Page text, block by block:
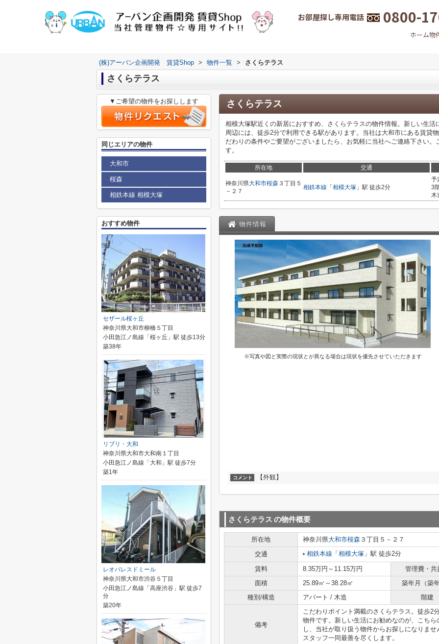
お部屋探し専用電話 0800-
ホーム物
(株)アーバン企画開発 賃貸Shop > 物件一覧 > さくらテラス
さくらテラス
さくらテラス
相模大塚駅近くの新居におすすめ、さくらテラスの物件情報。新しい生
周辺には、徒歩2分で利用できる駅があります。当社は大和市にある賃貸
だわりの条件やご要望がございましたら、お気軽に当社へご連絡下さい
す。
所在地 交通
神奈川県大和市桜森 ３丁目５
－２７
相鉄本線 「 相模大塚 」駅 徒歩2分
予
3
木
物件情報
※写真や図と実際の現状とが異なる場合は現状を優先させていただきます
コメント 【外観】
さくらテラス の物件概要
所在地 神奈川県大和市桜森 ３丁目５－２７
交通
相鉄本線 「 相模大塚 」駅 徒歩2分
賃料 8.35万円～11.15万円
管理費・共
面積
25.89㎡～38.28㎡
築年月（築
種別/構造
アパート / 木造 階建
備考
こだわりポイント満載のさくらテラス。徒歩2
物件です。新しい生活にお勧めなのが、こち
し、当社が取り扱う物件からお探しになりま
スタッフ一同最善を尽くします。
▼ご希望の物件をお探しします
同じエリアの物件
大和市
桜森
相鉄本線 相模大塚
おすすめ物件
セザール桜ヶ丘
神奈川県大和市柳橋５丁目
小田急江ノ島線「桜ヶ丘」駅 徒歩13分
築38年
リブリ・大和
神奈川県大和市大和南１丁目
小田急江ノ島線「大和」駅 徒歩7分
築1年
レオパレスドミール
神奈川県大和市渋谷５丁目
小田急江ノ島線「高座渋谷」駅 徒歩7
分
築20年